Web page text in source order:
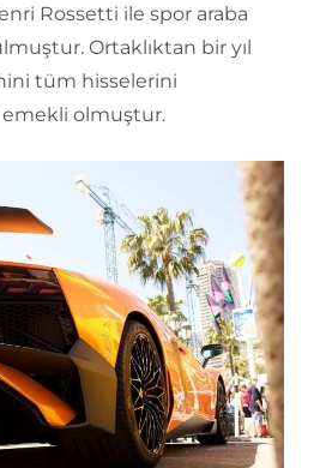
Rossetti ile spor araba
Ortaklıktan bir yıl
tüm hisselerini
emekli olmuştur.